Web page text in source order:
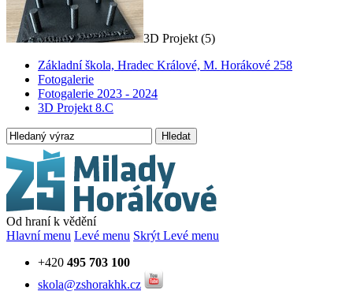
3D Projekt (5)
Základní škola, Hradec Králové, M. Horákové 258
Fotogalerie
Fotogalerie 2023 - 2024
3D Projekt 8.C
Hledat
Od hraní k vědění
Hlavní menu Levé menu Skrýt Levé menu
+420 495 703 100
skola@zshorakhk.cz